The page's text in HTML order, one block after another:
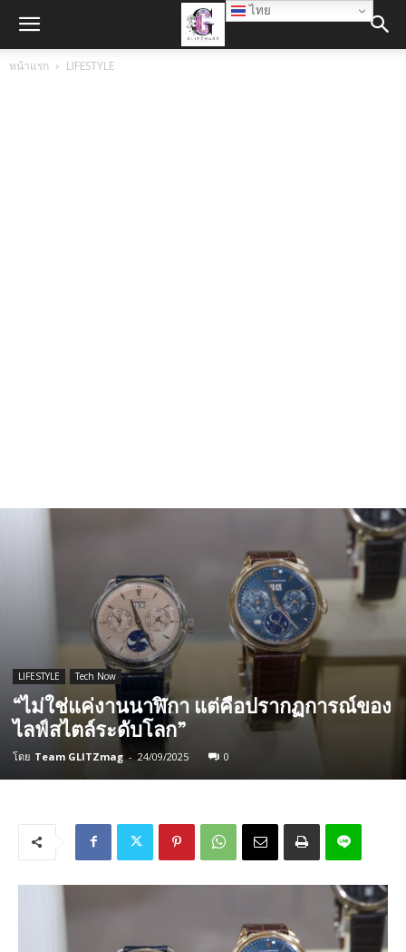
หน้าแรก LIFESTYLE
LIFESTYLE Tech Now
“ไม่ใช่แค่งานนาฬิกา แต่คือปรากฏการณ์ของ
ไลฟ์สไตล์ระดับโลก”
โดย Team GLITZmag - 24/09/2025 0
ไทย